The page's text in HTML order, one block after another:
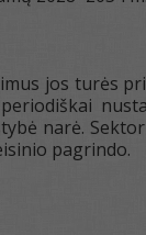
jos turės
narė.
pagrindo.